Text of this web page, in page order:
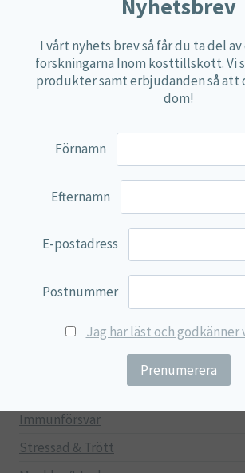
100% Natural
EVP Nutrition
Multi Nutrient
Lamberts
Svenska Örtmedicinska Institutet
Kenkou Selfcare
Immunförsvar
Stressad & Trött
Nyhetsbrev
I vårt nyhets brev så får du ta del
forskningarna Inom kosttillskott. Vi
produkter samt erbjudanden så att
dom!
Förnamn
Efternamn
E-postadress
Postnummer
Jag har läst och